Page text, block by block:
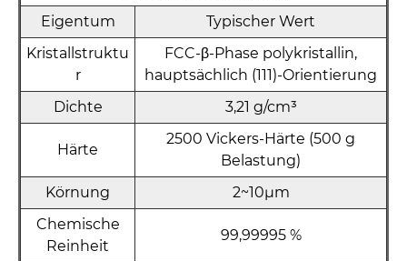
Eigentum
Typischer Wert
Kristallstruktu
r
FCC-β-Phase polykristallin,
hauptsächlich (111)-Orientierung
Dichte
3,21 g/cm³
Härte
2500 Vickers-Härte (500 g
Belastung)
Körnung
2~10μm
Chemische
Reinheit
99,99995 %